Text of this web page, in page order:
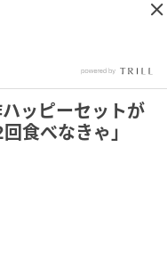
ッピーセットが
食べなきゃ」